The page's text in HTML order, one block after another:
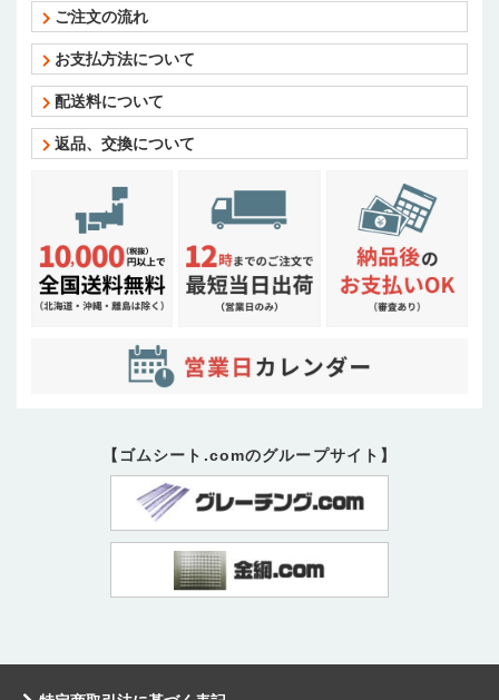
ご注文の流れ
お支払方法について
配送料について
返品、交換について
【ゴムシート.comのグループサイト】